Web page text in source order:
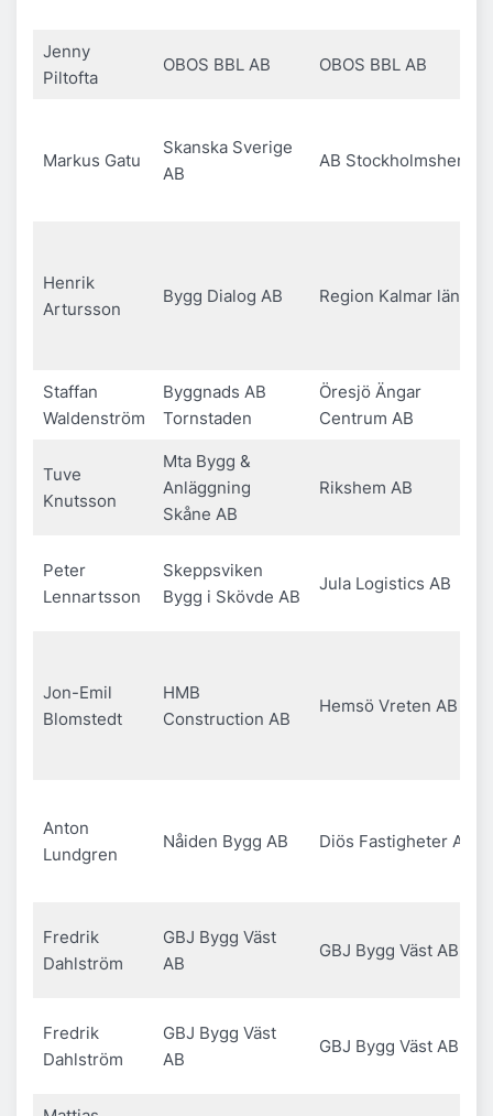
Jenny
Piltofta
OBOS BBL AB OBOS BBL AB
Markus Gatu
Skanska Sverige
AB
AB Stockholmshem
Henrik
Artursson
Bygg Dialog AB Region Kalmar län
Staffan
Waldenström
Byggnads AB
Tornstaden
Öresjö Ängar
Centrum AB
Tuve
Knutsson
Mta Bygg &
Anläggning
Skåne AB
Rikshem AB
Peter
Lennartsson
Skeppsviken
Bygg i Skövde AB
Jula Logistics AB
Jon-Emil
Blomstedt
HMB
Construction AB
Hemsö Vreten AB
Anton
Lundgren
Nåiden Bygg AB Diös Fastigheter AB
Fredrik
Dahlström
GBJ Bygg Väst
AB
GBJ Bygg Väst AB
Fredrik
Dahlström
GBJ Bygg Väst
AB
GBJ Bygg Väst AB